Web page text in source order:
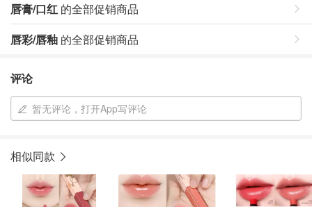
唇膏/口红 的全部促销商品
唇彩/唇釉 的全部促销商品
评论
暂无评论，打开App写评论
相似同款